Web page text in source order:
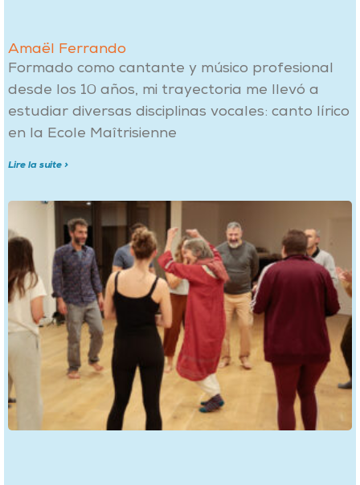
Amaël Ferrando
Formado como cantante y músico profesional
desde los 10 años, mi trayectoria me llevó a
estudiar diversas disciplinas vocales: canto lírico
en la Ecole Maîtrisienne
Lire la suite >